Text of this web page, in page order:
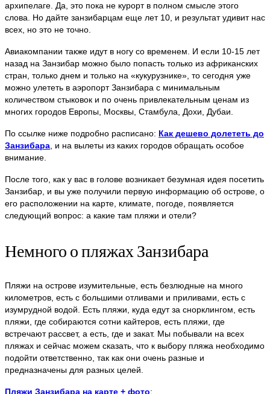
архипелаге. Да, это пока не курорт в полном смысле этого
слова. Но дайте занзибарцам еще лет 10, и результат удивит нас
всех, но это не точно.
Авиакомпании также идут в ногу со временем. И если 10-15 лет
назад на Занзибар можно было попасть только из африканских
стран, только днем и только на «кукурузнике», то сегодня уже
можно улететь в аэропорт Занзибара с минимальным
количеством стыковок и по очень привлекательным ценам из
многих городов Европы, Москвы, Стамбула, Дохи, Дубаи.
По ссылке ниже подробно расписано: Как дешево долететь до
Занзибара, и на вылеты из каких городов обращать особое
внимание.
После того, как у вас в голове возникает безумная идея посетить
Занзибар, и вы уже получили первую информацию об острове, о
его расположении на карте, климате, погоде, появляется
следующий вопрос: а какие там пляжи и отели?
Немного о пляжах Занзибара
Пляжи на острове изумительные, есть безлюдные на много
километров, есть с большими отливами и приливами, есть с
изумрудной водой. Есть пляжи, куда едут за снорклингом, есть
пляжи, где собираются сотни кайтеров, есть пляжи, где
встречают рассвет, а есть, где и закат. Мы побывали на всех
пляжах и сейчас можем сказать, что к выбору пляжа необходимо
подойти ответственно, так как они очень разные и
предназначены для разных целей.
Пляжи Занзибара на карте + фото: